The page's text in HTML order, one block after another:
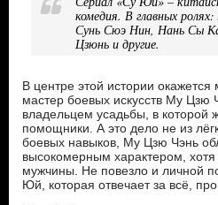
комедия. В главных
Сунь Сюэ Нин, Нань Сы
Цзюнь и другие.
В центре этой истории
мастер боевых искусств Му Цзю
владельцем усадьбы, в которой
помощники. А это дело не из
боевых навыков, Му Цзю Чэнь
высокомерным характером,
мужчины. Не повезло и личной
Юй, которая отвечает за всё,